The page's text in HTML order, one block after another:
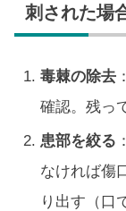
刺された場
毒棘の除去
確認。残っ
患部を絞る
なければ傷
り出す（口